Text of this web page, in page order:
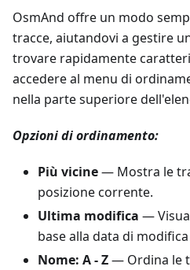
OsmAnd offre un modo
tracce, aiutandovi a gestire
trovare rapidamente
accedere al menu di
nella parte superiore
Opzioni di ordinamento:
Più vicine— Mostra le
posizione corrente.
Ultima modifica —
base alla data di
Nome: A - Z— Ordina le